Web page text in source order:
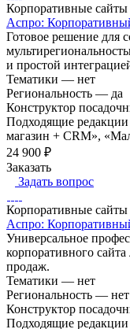
Корпоративные сайты
Аспро:
Готовое решение для
и простой
Тематики — нет
Региональность — да
Конструктор
Подходящие
магазин + CRM»,
24 900 ₽
Заказать
Задать вопрос
Корпоративные сайты
Аспро:
Универсальное
корпоративного
продаж.
Тематики — нет
Региональность — нет
Конструктор
Подходящие